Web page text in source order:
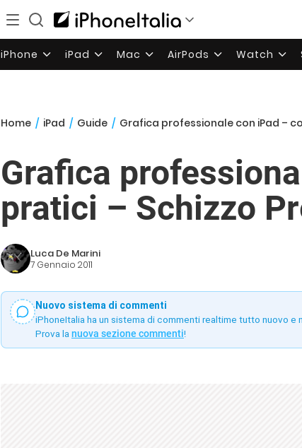
iPhone iPad Mac AirPods Watch
Home / iPad / Guide / Grafica professionale con iPad –
Grafica
pratici – Schizzo
Luca De Marini
7 Gennaio 2011
Nuovo sistema di commenti
iPhoneItalia ha un sistema di commenti realtime tutto nuovo
Prova la nuova sezione commenti!